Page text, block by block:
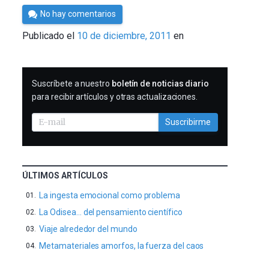
Por
Cultura
Cientifica
No hay comentarios
Publicado el 10 de diciembre, 2011 en
SUSCRIBIRME
Suscríbete a nuestro boletín de noticias diario
para recibir artículos y otras actualizaciones.
Suscribirme
ÚLTIMOS ARTÍCULOS
La ingesta emocional como problema
La Odisea… del pensamiento científico
Viaje alrededor del mundo
Metamateriales amorfos, la fuerza del caos